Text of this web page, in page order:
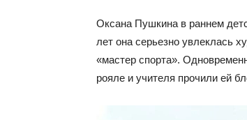
Оксана Пушкина в раннем
лет она серьезно увлеклась
«мастер спорта».
рояле и учителя прочили ей